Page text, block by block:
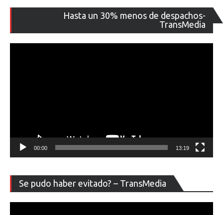
Hasta un 30% menos de despachos-
TransMedia
de
00:00 13:19
Se pudo haber evitado? – TransMedia
de